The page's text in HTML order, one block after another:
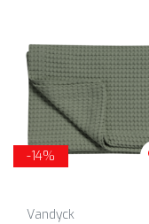
-14%
Vandyck